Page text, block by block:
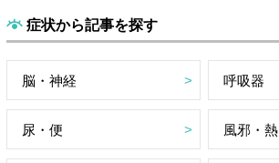
症状から記事を探す
脳・神経 呼吸器
尿・便 風邪・熱